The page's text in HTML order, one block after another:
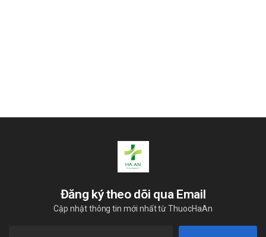
rộng của tổn thương.
Đăng ký theo dõi qua Email
Cập nhật thông tin mới nhất từ ThuocHaAn